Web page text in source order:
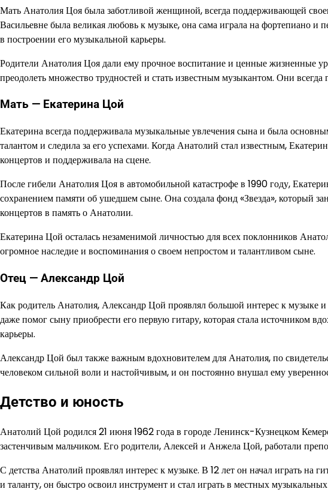
Мать Анатолия Цоя была заботливой женщиной, всегда поддерживающей
Васильевне была великая любовь к музыке, она сама играла на фортепиано и
в построении его музыкальной карьеры.
Родители Анатолия Цоя дали ему прочное воспитание и ценные жизненные
преодолеть множество трудностей и стать известным музыкантом. Они
Мать — Екатерина Цой
Екатерина всегда поддерживала музыкальные увлечения сына и была
талантом и следила за его успехами. Когда Анатолий стал известным,
концертов и поддерживала на сцене.
После гибели Анатолия Цоя в автомобильной катастрофе в 1990 году,
сохранением памяти об ушедшем сыне. Она создала фонд «Звезда», который
концертов в память о Анатолии.
Екатерина Цой осталась незаменимой личностью для всех поклонников
огромное наследие и воспоминания о своем непростом и талантливом сыне.
Отец — Александр Цой
Как родитель Анатолия, Александр Цой проявлял большой интерес к
даже помог сыну приобрести его первую гитару, которая стала источником
карьеры.
Александр Цой был также важным вдохновителем для Анатолия, по
человеком сильной воли и настойчивым, и он постоянно внушал ему
Детство и юность
Анатолий Цой родился 21 июня 1962 года в городе Ленинск-Кузнецком
застенчивым мальчиком. Его родители, Алексей и Анжела Цой, работали
С детства Анатолий проявлял интерес к музыке. В 12 лет он начал играть на
и таланту, он быстро освоил инструмент и стал играть в местных